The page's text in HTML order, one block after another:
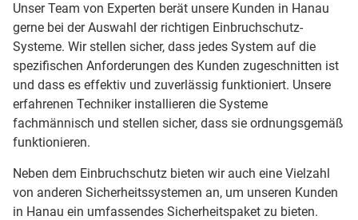
Unser Team von Experten berät unsere Kunden in Hanau
gerne bei der Auswahl der richtigen Einbruchschutz-
Systeme. Wir stellen sicher, dass jedes System auf die
spezifischen Anforderungen des Kunden zugeschnitten ist
und dass es effektiv und zuverlässig funktioniert. Unsere
erfahrenen Techniker installieren die Systeme
fachmännisch und stellen sicher, dass sie ordnungsgemäß
funktionieren.
Neben dem Einbruchschutz bieten wir auch eine Vielzahl
von anderen Sicherheitssystemen an, um unseren Kunden
in Hanau ein umfassendes Sicherheitspaket zu bieten.